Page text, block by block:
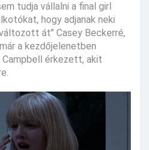
tudja vállalni a final girl
hogy adjanak neki
át" Casey Beckerré,
a kezdőjelenetben
érkezett, akit